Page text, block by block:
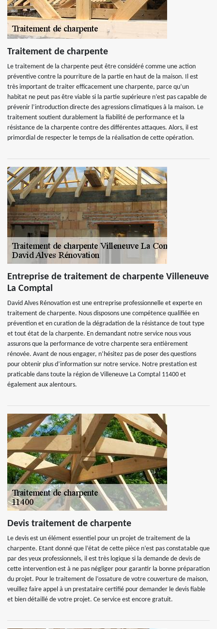
Traitement de charpente
Le traitement de la charpente peut être considéré comme une action
préventive contre la pourriture de la partie en haut de la maison. Il est
très important de traiter efficacement une charpente, parce qu’un
habitat ne peut pas être viable si la partie supérieure n’est pas capable de
prévenir l’introduction directe des agressions climatiques à la maison. Le
traitement soutient durablement la fiabilité de performance et la
résistance de la charpente contre des différentes attaques. Alors, il est
primordial de respecter le temps de la réalisation de cette opération.
Entreprise de traitement de charpente Villeneuve
La Comptal
David Alves Rénovation est une entreprise professionnelle et experte en
traitement de charpente. Nous disposons une compétence qualifiée en
prévention et en curation de la dégradation de la résistance de tout type
et tout état de la charpente. En demandant notre service nous vous
assurons que la performance de votre charpente sera entièrement
rénovée. Avant de nous engager, n’hésitez pas de poser des questions
pour obtenir plus d’information sur notre service. Notre prestation est
praticable dans toute la région de Villeneuve La Comptal 11400 et
également aux alentours.
Devis traitement de charpente
Le devis est un élément essentiel pour un projet de traitement de la
charpente. Etant donné que l’état de cette pièce n’est pas constatable que
par des yeux professionnels, il est très logique si la demande de devis de
cette intervention est à ne pas négliger pour garantir la bonne préparation
du projet. Pour le traitement de l’ossature de votre couverture de maison,
veuillez faire appel à un prestataire certifié pour demander le devis fiable
et bien détaillé de votre projet. Ce service est encore gratuit.